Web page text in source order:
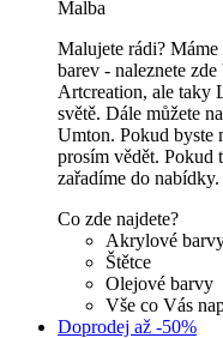
Malba
Malujete rádi?
barev - naleznete
Artcreation, ale taky
světě. Dále můžete
Umton. Pokud byste
prosím vědět. Pokud
zařadíme do nabídky.
Co zde najdete?
Akrylové
Štětce
Olejové barvy
Vše co Vás
Doprodej až -50%